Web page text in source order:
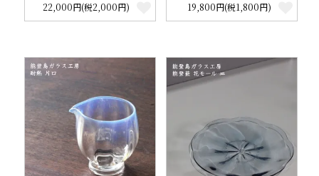
22,000円(税2,000円) 19,800円(税1,800円)